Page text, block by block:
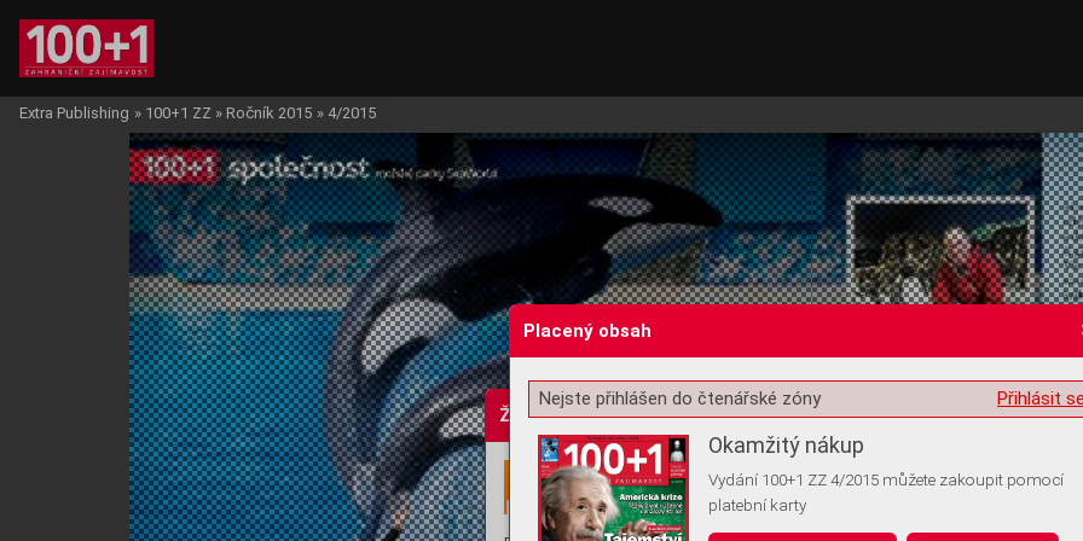
Žádost o souhlas s ukládáním volitelných informací
Extra Publishing » 100+1 ZZ » Ročník 2015 » 4/2015
Placený obsah
Přihlásit
Nejste přihlášen do čtenářské zóny
Okamžitý nákup
Vydání 100+1 ZZ 4/2015 můžete zakoupit pomocí
platební karty